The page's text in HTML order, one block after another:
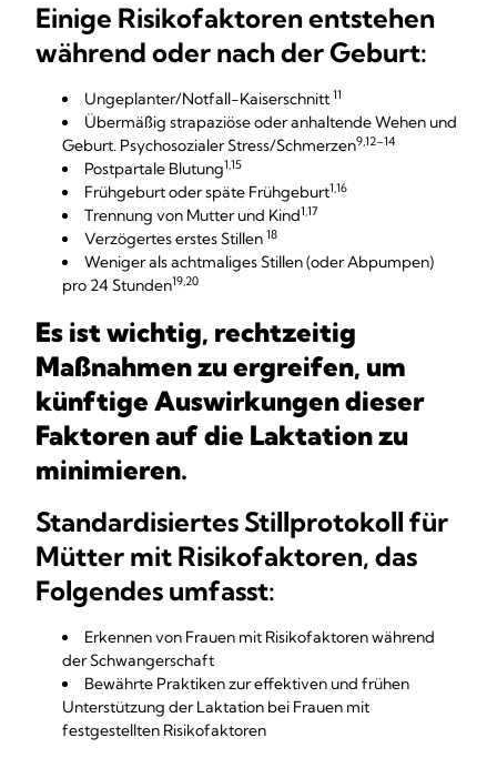
Einige Risikofaktoren entstehen
während oder nach der Geburt:
Ungeplanter/Notfall-Kaiserschnitt 11
Übermäßig strapaziöse oder anhaltende Wehen und
Geburt. Psychosozialer Stress/Schmerzen9,12–14
Postpartale Blutung1,15
Frühgeburt oder späte Frühgeburt1,16
Trennung von Mutter und Kind1,17
Verzögertes erstes Stillen 18
Weniger als achtmaliges Stillen (oder Abpumpen)
pro 24 Stunden19,20
Es ist wichtig, rechtzeitig
Maßnahmen zu ergreifen, um
künftige Auswirkungen dieser
Faktoren auf die Laktation zu
minimieren.
Standardisiertes Stillprotokoll für
Mütter mit Risikofaktoren, das
Folgendes umfasst:
Erkennen von Frauen mit Risikofaktoren während
der Schwangerschaft
Bewährte Praktiken zur effektiven und frühen
Unterstützung der Laktation bei Frauen mit
festgestellten Risikofaktoren